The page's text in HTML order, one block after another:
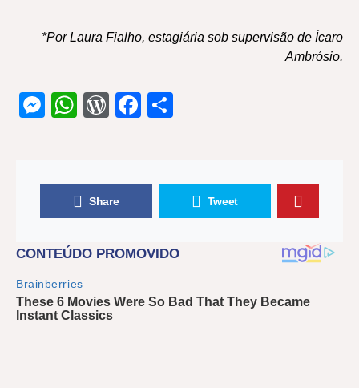
*Por Laura Fialho, estagiária sob supervisão de Ícaro
Ambrósio.
Messenger
WhatsApp
WordPress
Facebook
Share Tweet